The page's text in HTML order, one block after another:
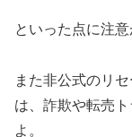
といった点に注意
また非公式のリ
は、詐欺や転売
よ。